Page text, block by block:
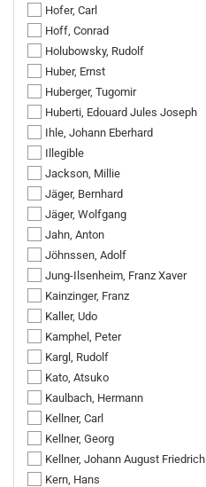
Hofer, Carl
Hoff, Conrad
Holubowsky, Rudolf
Huber, Ernst
Huberger, Tugomir
Huberti, Edouard Jules Joseph
Ihle, Johann Eberhard
Illegible
Jackson, Millie
Jäger, Bernhard
Jäger, Wolfgang
Jahn, Anton
Jöhnssen, Adolf
Jung-Ilsenheim, Franz Xaver
Kainzinger, Franz
Kaller, Udo
Kamphel, Peter
Kargl, Rudolf
Kato, Atsuko
Kaulbach, Hermann
Kellner, Carl
Kellner, Georg
Kellner, Johann August Friedrich
Kern, Hans